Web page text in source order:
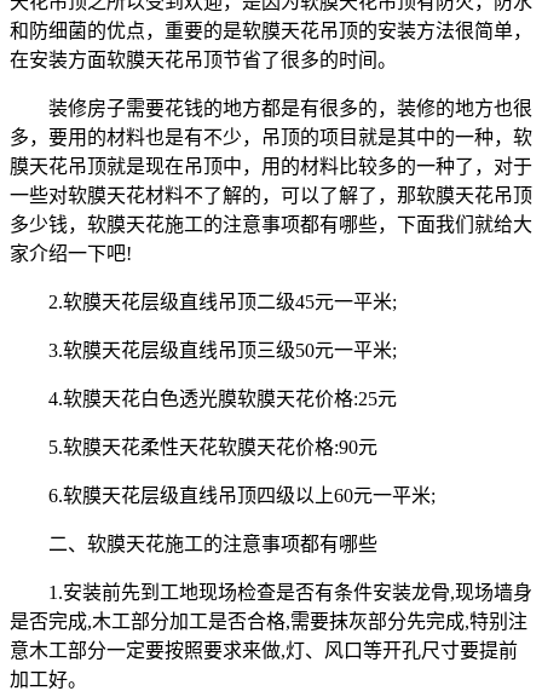
和防细菌的优点，重要的是软膜天花吊顶的安装方法很简单，
在安装方面软膜天花吊顶节省了很多的时间。
装修房子需要花钱的地方都是有很多的，装修的地方也很
多，要用的材料也是有不少，吊顶的项目就是其中的一种，软
膜天花吊顶就是现在吊顶中，用的材料比较多的一种了，对于
一些对软膜天花材料不了解的，可以了解了，那软膜天花吊顶
多少钱，软膜天花施工的注意事项都有哪些，下面我们就给大
家介绍一下吧!
2.软膜天花层级直线吊顶二级45元一平米;
3.软膜天花层级直线吊顶三级50元一平米;
4.软膜天花白色透光膜软膜天花价格:25元
5.软膜天花柔性天花软膜天花价格:90元
6.软膜天花层级直线吊顶四级以上60元一平米;
二、软膜天花施工的注意事项都有哪些
1.安装前先到工地现场检查是否有条件安装龙骨,现场墙身
是否完成,木工部分加工是否合格,需要抹灰部分先完成,特别注
意木工部分一定要按照要求来做,灯、风口等开孔尺寸要提前
加工好。